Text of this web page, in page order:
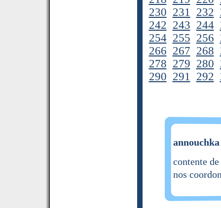
230 231 232
242 243 244
254 255 256
266 267 268
278 279 280
290 291 292
contente
nos